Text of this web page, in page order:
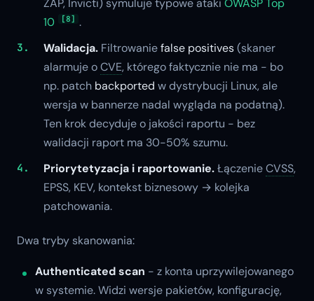
ZAP, Invicti) symuluje typowe ataki OWASP Top
10
[8] .
Walidacja. Filtrowaniefalse positives(skaner
alarmuje oCVE, którego faktycznie nie ma - bo
np. patch backported w dystrybucji Linux, ale
wersja w bannerze nadal wygląda na podatną).
Ten krok decyduje o jakości raportu - bez
walidacji raport ma 30-50% szumu.
Priorytetyzacja i raportowanie.ŁączenieCVSS,
EPSS, KEV, kontekst biznesowy → kolejka
patchowania.
Dwa tryby skanowania:
Authenticated scan - z konta uprzywilejowanego
w systemie. Widzi wersje pakietów, konfigurację,